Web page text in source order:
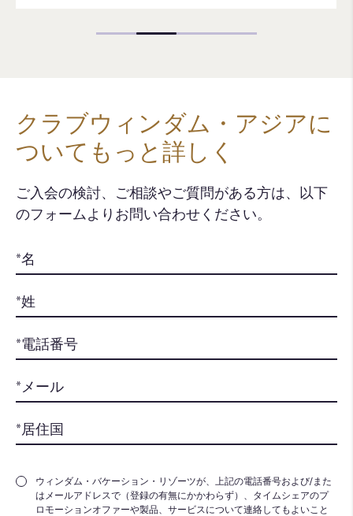
クラブウィンダム・アジアに
ついてもっと詳しく
ご入会の検討、ご相談やご質問がある方は、以下
のフォームよりお問い合わせください。​
ウィンダム・バケーション・リゾーツが、上記の電話番号および/また
はメールアドレスで（登録の有無にかかわらず）、タイムシェアのプ
ロモーションオファーや製品、サービスについて連絡してもよいこと